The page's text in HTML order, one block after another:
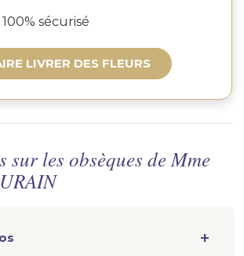
sécurisé
LIVRER DES FLEURS
les obsèques de Mme